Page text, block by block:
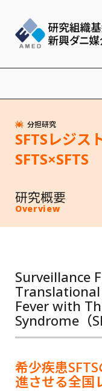
分担研究
SFTSレジス
SFTS×SFTS
研究概要
Overview
Surveillance
Translational
Fever with
Syndrome（
希少疾患
進させる全国